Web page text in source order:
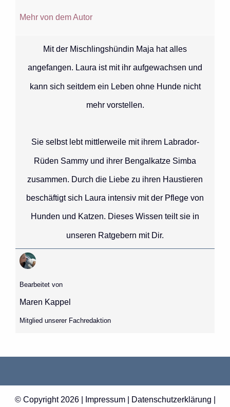
Mehr von dem Autor
Mit der Mischlingshündin Maja hat alles
angefangen. Laura ist mit ihr aufgewachsen und
kann sich seitdem ein Leben ohne Hunde nicht
mehr vorstellen.
Sie selbst lebt mittlerweile mit ihrem Labrador-
Rüden Sammy und ihrer Bengalkatze Simba
zusammen. Durch die Liebe zu ihren Haustieren
beschäftigt sich Laura intensiv mit der Pflege von
Hunden und Katzen. Dieses Wissen teilt sie in
unseren Ratgebern mit Dir.
Bearbeitet von
Maren Kappel
Mitglied unserer Fachredaktion
© Copyright 2026 | Impressum| Datenschutzerklärung